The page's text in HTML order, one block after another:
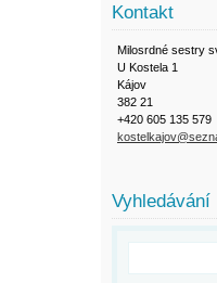
Kontakt
Milosrdné sestry
U Kostela 1
Kájov
382 21
+420 605 135 579
Vyhledávání